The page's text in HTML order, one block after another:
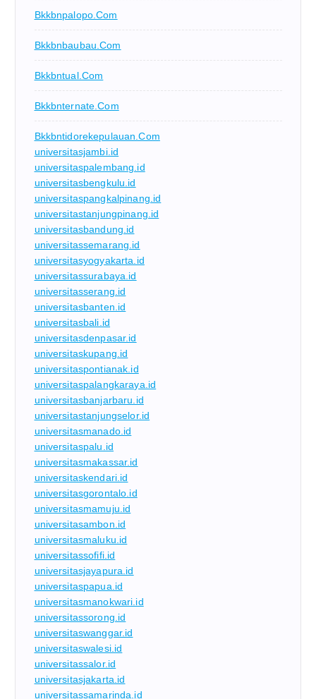
Bkkbnpalopo.com
Bkkbnbaubau.com
Bkkbntual.com
Bkkbnternate.com
Bkkbntidorekepulauan.com
universitasjambi.id
universitaspalembang.id
universitasbengkulu.id
universitaspangkalpinang.id
universitastanjungpinang.id
universitasbandung.id
universitassemarang.id
universitasyogyakarta.id
universitassurabaya.id
universitasserang.id
universitasbanten.id
universitasbali.id
universitasdenpasar.id
universitaskupang.id
universitaspontianak.id
universitaspalangkaraya.id
universitasbanjarbaru.id
universitastanjungselor.id
universitasmanado.id
universitaspalu.id
universitasmakassar.id
universitaskendari.id
universitasgorontalo.id
universitasmamuju.id
universitasambon.id
universitasmaluku.id
universitassofifi.id
universitasjayapura.id
universitaspapua.id
universitasmanokwari.id
universitassorong.id
universitaswanggar.id
universitaswalesi.id
universitassalor.id
universitasjakarta.id
universitassamarinda.id